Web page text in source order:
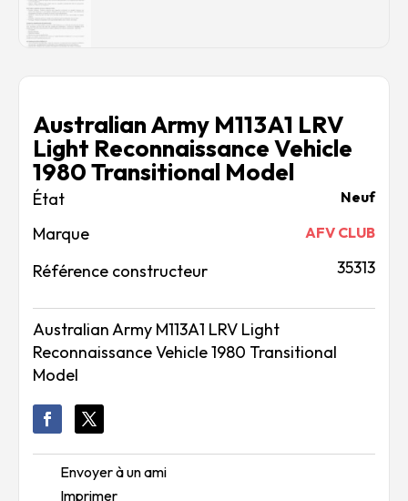
Maquette par marque
Contact
Australian Army M113A1 LRV
Light Reconnaissance Vehicle
1980 Transitional Model
Neuf
Marque AFV CLUB
Référence constructeur 35313
Australian Army M113A1 LRV Light
Reconnaissance Vehicle 1980 Transitional
Model
Envoyer à un ami
Imprimer